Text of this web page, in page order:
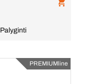
Palyginti
PREMIUMline